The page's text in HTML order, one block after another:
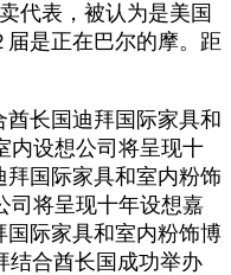
表，被认为是美国
是正在巴尔的摩。距
长国迪拜国际家具和
内设想公司将呈现十
国际家具和室内粉饰
司将呈现十年设想嘉
国际家具和室内粉饰博
结合酋长国成功举办